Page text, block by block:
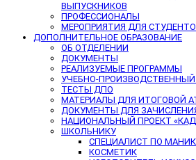
ВЫПУСКНИКОВ
ПРОФЕССИОНАЛЫ
МЕРОПРИЯТИЯ ДЛЯ
ДОПОЛНИТЕЛЬНОЕ ОБРАЗОВАНИЕ
ОБ ОТДЕЛЕНИИ
ДОКУМЕНТЫ
РЕАЛИЗУЕМЫЕ ПРОГРАММЫ
УЧЕБНО-
ТЕСТЫ ДПО
МАТЕРИАЛЫ ДЛЯ ИТОГОВОЙ
ДОКУМЕНТЫ ДЛЯ
НАЦИОНАЛЬНЫЙ ПРОЕКТ
ШКОЛЬНИКУ
СПЕЦИАЛИСТ ПО
КОСМЕТИК